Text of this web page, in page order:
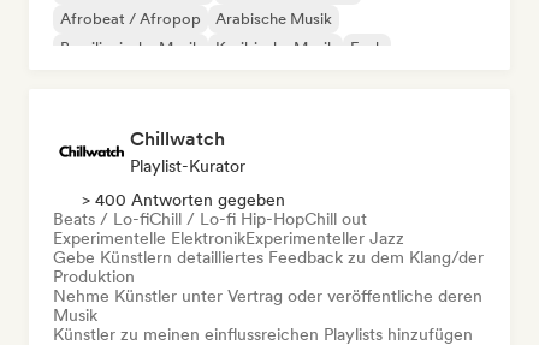
Afrobeat / Afropop
Arabische Musik
Brasilianische Musik
Karibische Musik
Funk
Chillwatch
Playlist-Kurator
> 400 Antworten gegeben
Beats / Lo-fiChill / Lo-fi Hip-HopChill out
Experimentelle ElektronikExperimenteller Jazz
Gebe Künstlern detailliertes Feedback zu dem Klang/der
Produktion
Nehme Künstler unter Vertrag oder veröffentliche deren
Musik
Künstler zu meinen einflussreichen Playlists hinzufügen